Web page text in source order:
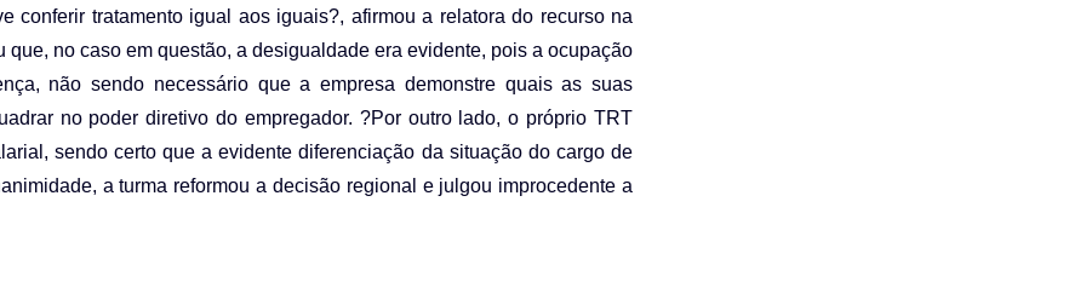
conferir tratamento igual aos iguais?, afirmou a relatora do recurso na
no caso em questão, a desigualdade era evidente, pois a ocupação
não sendo necessário que a empresa demonstre quais as suas
no poder diretivo do empregador. ?Por outro lado, o próprio TRT
sendo certo que a evidente diferenciação da situação do cargo de
a turma reformou a decisão regional e julgou improcedente a